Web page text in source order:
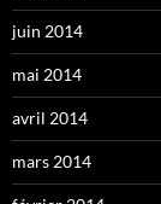
juin 2014
mai 2014
avril 2014
mars 2014